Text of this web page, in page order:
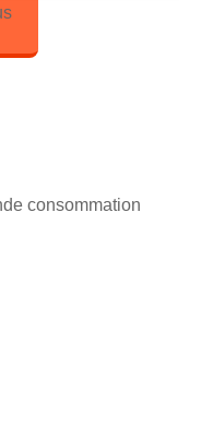
consommation